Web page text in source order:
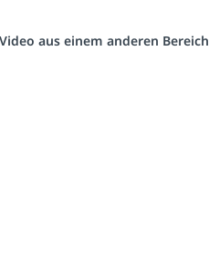
aus einem anderen Bereich